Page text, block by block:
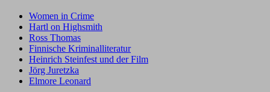
Women in Crime
Hartl on Highsmith
Ross Thomas
Finnische Kriminalliteratur
Heinrich Steinfest und der Film
Jörg Juretzka
Elmore Leonard